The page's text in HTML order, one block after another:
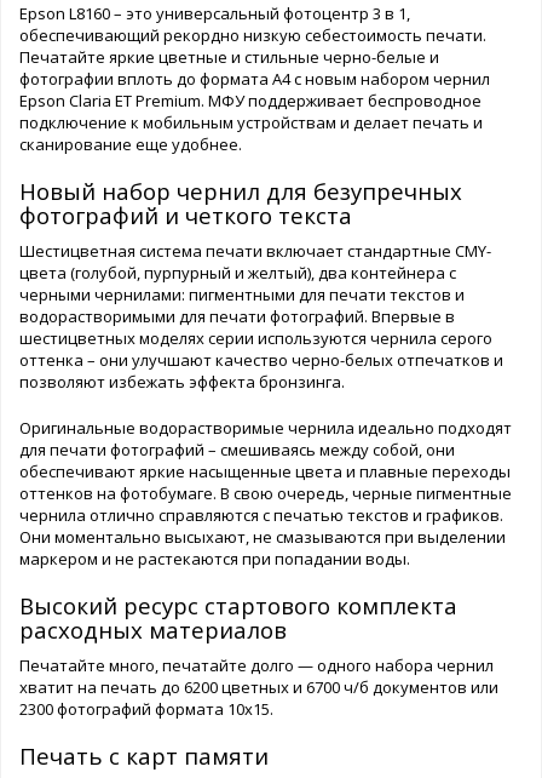
Epson L8160 – это универсальный фотоцентр 3 в 1,
обеспечивающий рекордно низкую себестоимость печати.
Печатайте яркие цветные и стильные черно-белые и
фотографии вплоть до формата А4 с новым набором чернил
Epson Claria ET Premium. МФУ поддерживает беспроводное
подключение к мобильным устройствам и делает печать и
сканирование еще удобнее.
Новый набор чернил для безупречных
фотографий и четкого текста
Шестицветная система печати включает стандартные CMY-
цвета (голубой, пурпурный и желтый), два контейнера с
черными чернилами: пигментными для печати текстов и
водорастворимыми для печати фотографий. Впервые в
шестицветных моделях серии используются чернила серого
оттенка – они улучшают качество черно-белых отпечатков и
позволяют избежать эффекта бронзинга.
Оригинальные водорастворимые чернила идеально подходят
для печати фотографий – смешиваясь между собой, они
обеспечивают яркие насыщенные цвета и плавные переходы
оттенков на фотобумаге. В свою очередь, черные пигментные
чернила отлично справляются с печатью текстов и графиков.
Они моментально высыхают, не смазываются при выделении
маркером и не растекаются при попадании воды.
Высокий ресурс стартового комплекта
расходных материалов
Печатайте много, печатайте долго — одного набора чернил
хватит на печать до 6200 цветных и 6700 ч/б документов или
2300 фотографий формата 10х15.
Печать с карт памяти